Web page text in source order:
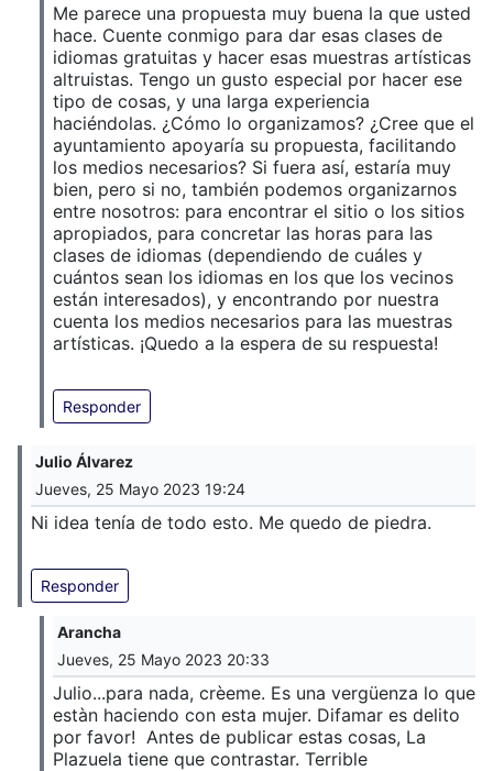
Me parece una propuesta muy buena la que usted
hace. Cuente conmigo para dar esas clases de
idiomas gratuitas y hacer esas muestras artísticas
altruistas. Tengo un gusto especial por hacer ese
tipo de cosas, y una larga experiencia
haciéndolas. ¿Cómo lo organizamos? ¿Cree que el
ayuntamiento apoyaría su propuesta, facilitando
los medios necesarios? Si fuera así, estaría muy
bien, pero si no, también podemos organizarnos
entre nosotros: para encontrar el sitio o los sitios
apropiados, para concretar las horas para las
clases de idiomas (dependiendo de cuáles y
cuántos sean los idiomas en los que los vecinos
están interesados), y encontrando por nuestra
cuenta los medios necesarios para las muestras
artísticas. ¡Quedo a la espera de su respuesta!
Responder
Julio Álvarez
Jueves, 25 Mayo 2023 19:24
Ni idea tenía de todo esto. Me quedo de piedra.
Responder
Arancha
Jueves, 25 Mayo 2023 20:33
Julio...para nada, crèeme. Es una vergüenza lo que
estàn haciendo con esta mujer. Difamar es delito
por favor! Antes de publicar estas cosas, La
Plazuela tiene que contrastar. Terrible